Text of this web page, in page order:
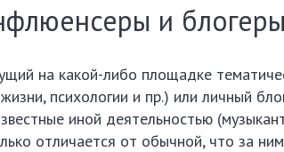
и блогеры
на какой-либо площадке
психологии и пр.) или личный
иной деятельностью
отличается от обычной, что за